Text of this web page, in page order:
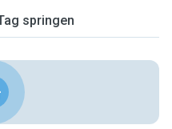
springen